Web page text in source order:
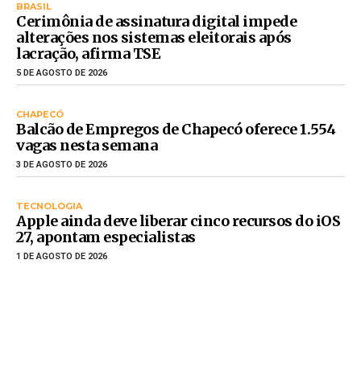
BRASIL
Cerimônia de assinatura digital impede
alterações nos sistemas eleitorais após
lacração, afirma TSE
5 DE AGOSTO DE 2026
CHAPECÓ
Balcão de Empregos de Chapecó oferece 1.554
vagas nesta semana
3 DE AGOSTO DE 2026
TECNOLOGIA
Apple ainda deve liberar cinco recursos do iOS
27, apontam especialistas
1 DE AGOSTO DE 2026